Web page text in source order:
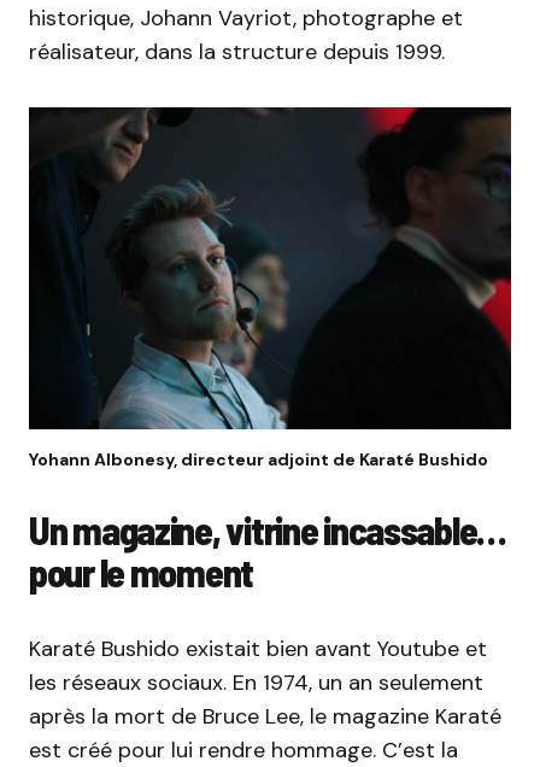
historique, Johann Vayriot, photographe et
réalisateur, dans la structure depuis 1999.
Yohann Albonesy, directeur adjoint de Karaté Bushido
Un magazine, vitrine incassable…
pour le moment
Karaté Bushido existait bien avant Youtube et
les réseaux sociaux. En 1974, un an seulement
après la mort de Bruce Lee, le magazine Karaté
est créé pour lui rendre hommage. C’est la